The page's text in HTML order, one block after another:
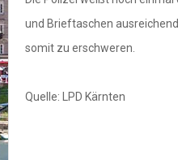
und Brieftaschen
somit zu erschweren.
Quelle: LPD Kärnten